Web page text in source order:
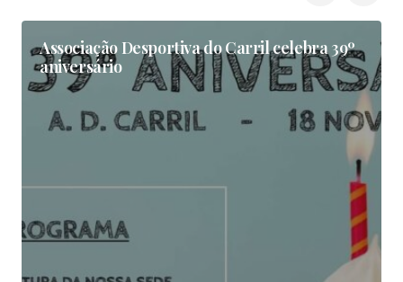
Associação Desportiva do Carril celebra 39º
aniversário